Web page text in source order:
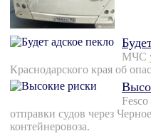
МЧС
Краснодарского края об
отправки судов через
контейнеровоза.